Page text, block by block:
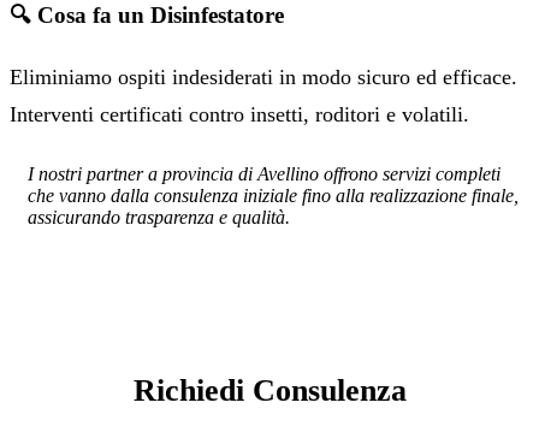
🔍 Cosa fa un Disinfestatore
Eliminiamo ospiti indesiderati in modo sicuro ed efficace.
Interventi certificati contro insetti, roditori e volatili.
I nostri partner a provincia di Avellino offrono servizi completi
che vanno dalla consulenza iniziale fino alla realizzazione finale,
assicurando trasparenza e qualità.
Richiedi Consulenza